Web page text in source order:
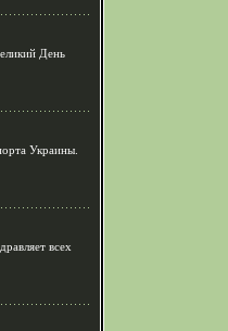
День
Украины.
всех